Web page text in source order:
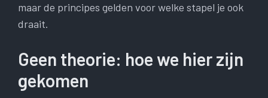
maar de principes gelden voor welke stapel je ook
draait.
Geen theorie: hoe we hier zijn
gekomen